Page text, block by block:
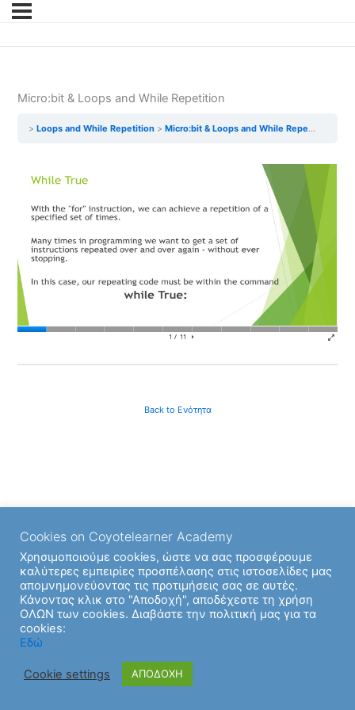
Micro:bit & Loops and While Repetition
Loops and While Repetition Micro:bit & Loops and While Repetition
Back to Ενότητα
Cookies on Coyotelearner Academy
Χρησιμοποιούμε cookies, ώστε να σας προσφέρουμε
καλύτερες εμπειρίες προσπέλασης στις ιστοσελίδες μας
απομνημονεύοντας τις προτιμήσεις σας σε αυτές.
Κάνοντας κλικ στο "Αποδοχή", αποδέχεστε τη χρήση
ΟΛΩΝ των cookies. Διαβάστε την πολιτική μας για τα
cookies:
Εδώ
Cookie settings ΑΠΟΔΟΧΗ